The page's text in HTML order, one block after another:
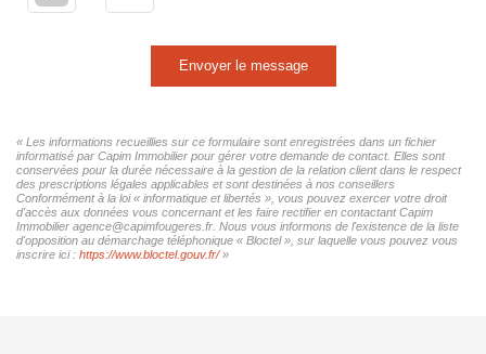
Envoyer le message
« Les informations recueillies sur ce formulaire sont enregistrées dans un fichier
informatisé par Capim Immobilier pour gérer votre demande de contact. Elles sont
conservées pour la durée nécessaire à la gestion de la relation client dans le respect
des prescriptions légales applicables et sont destinées à nos conseillers
Conformément à la loi « informatique et libertés », vous pouvez exercer votre droit
d'accès aux données vous concernant et les faire rectifier en contactant Capim
Immobilier agence@capimfougeres.fr. Nous vous informons de l'existence de la liste
d'opposition au démarchage téléphonique « Bloctel », sur laquelle vous pouvez vous
inscrire ici : https://www.bloctel.gouv.fr/»